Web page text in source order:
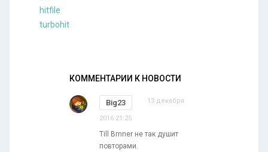
hitfile
turbohit
КОММЕНТАРИИ К НОВОСТИ
Big23 13 декабря
2016 21:25
Till Brnner не так душит
повторами.